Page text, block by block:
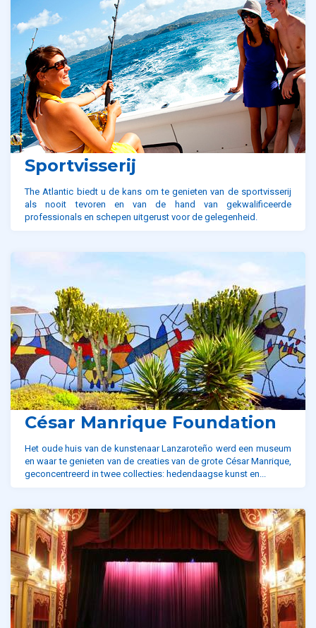
Sportvisserij
The Atlantic biedt u de kans om te genieten van de sportvisserij
als nooit tevoren en van de hand van gekwalificeerde
professionals en schepen uitgerust voor de gelegenheid.
César Manrique Foundation
Het oude huis van de kunstenaar Lanzaroteño werd een museum
en waar te genieten van de creaties van de grote César Manrique,
geconcentreerd in twee collecties: hedendaagse kunst en...